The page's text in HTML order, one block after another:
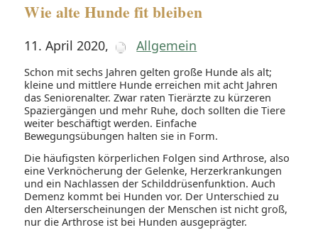
Wie alte Hunde fit bleiben
11. April 2020, Allgemein
Schon mit sechs Jahren gelten große Hunde als alt;
kleine und mittlere Hunde erreichen mit acht Jahren
das Seniorenalter. Zwar raten Tierärzte zu kürzeren
Spaziergängen und mehr Ruhe, doch sollten die Tiere
weiter beschäftigt werden. Einfache
Bewegungsübungen halten sie in Form.
Die häufigsten körperlichen Folgen sind Arthrose, also
eine Verknöcherung der Gelenke, Herzerkrankungen
und ein Nachlassen der Schilddrüsenfunktion. Auch
Demenz kommt bei Hunden vor. Der Unterschied zu
den Alterserscheinungen der Menschen ist nicht groß,
nur die Arthrose ist bei Hunden ausgeprägter.